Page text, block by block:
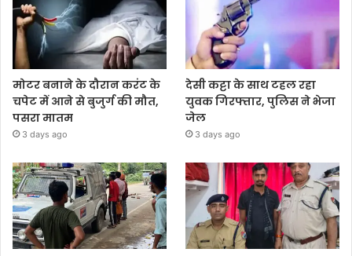
मोटर बनाने के दौरान करंट के
चपेट में आने से बुजुर्ग की मौत,
पसरा मातम
3 days ago
देसी कट्टा के साथ टहल रहा
युवक गिरफ्तार, पुलिस ने भेजा
जेल
3 days ago